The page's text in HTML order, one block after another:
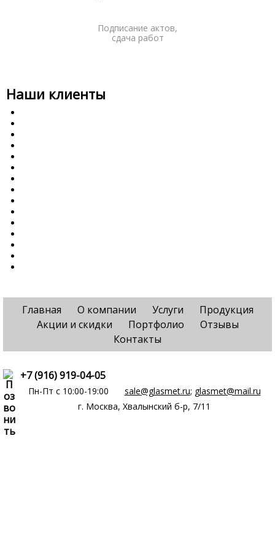
Подписание актов,
сдача работ
Наши клиенты
Главная О компании Услуги
Продукция
Акции и скидки
Портфолио
Отзывы
Контакты
+7 (916) 919-04-05
Пн-Пт c 10:00-19:00 sale@glasmet.ru; glasmet@mail.ru
г. Москва, Хвалынский б-р, 7/11